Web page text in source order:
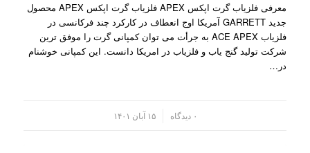
معرفی فلزیاب گرت اپکس APEX فلزیاب گرت اپکس APEX محصول
جدید GARRETT آمریکا اوج انعطاف در کارکرد چند فرکانسی در
فلزیاب ACE APEX به جرأت می توان کمپانی گرت را موفق ترین
شرکت تولید گنج یاب و فلزیاب در امریکا دانست. این کمپانی خوشنام
در…
۰ دیدگاه ۱۵ آبان ۱۴۰۱